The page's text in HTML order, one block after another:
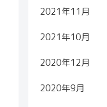
2021年11月
2021年10月
2020年12月
2020年9月